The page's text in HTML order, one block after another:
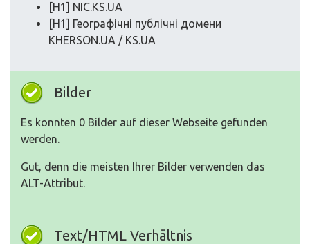
[H1] NIC.KS.UA
[H1] Географічні публічні домени
KHERSON.UA / KS.UA
Bilder
Es konnten 0 Bilder auf dieser Webseite gefunden
werden.
Gut, denn die meisten Ihrer Bilder verwenden das
ALT-Attribut.
Text/HTML Verhältnis